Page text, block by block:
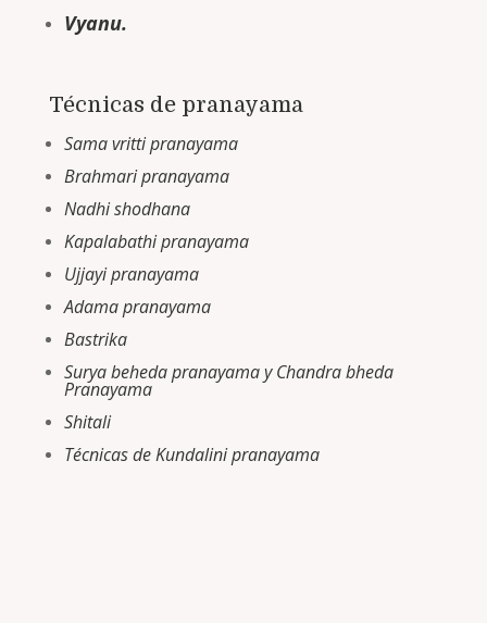
Vyanu.
Técnicas de pranayama
Sama vritti pranayama
Brahmari pranayama
Nadhi shodhana
Kapalabathi pranayama
Ujjayi pranayama
Adama pranayama
Bastrika
Surya beheda pranayama y Chandra bheda
Pranayama
Shitali
Técnicas de Kundalini pranayama